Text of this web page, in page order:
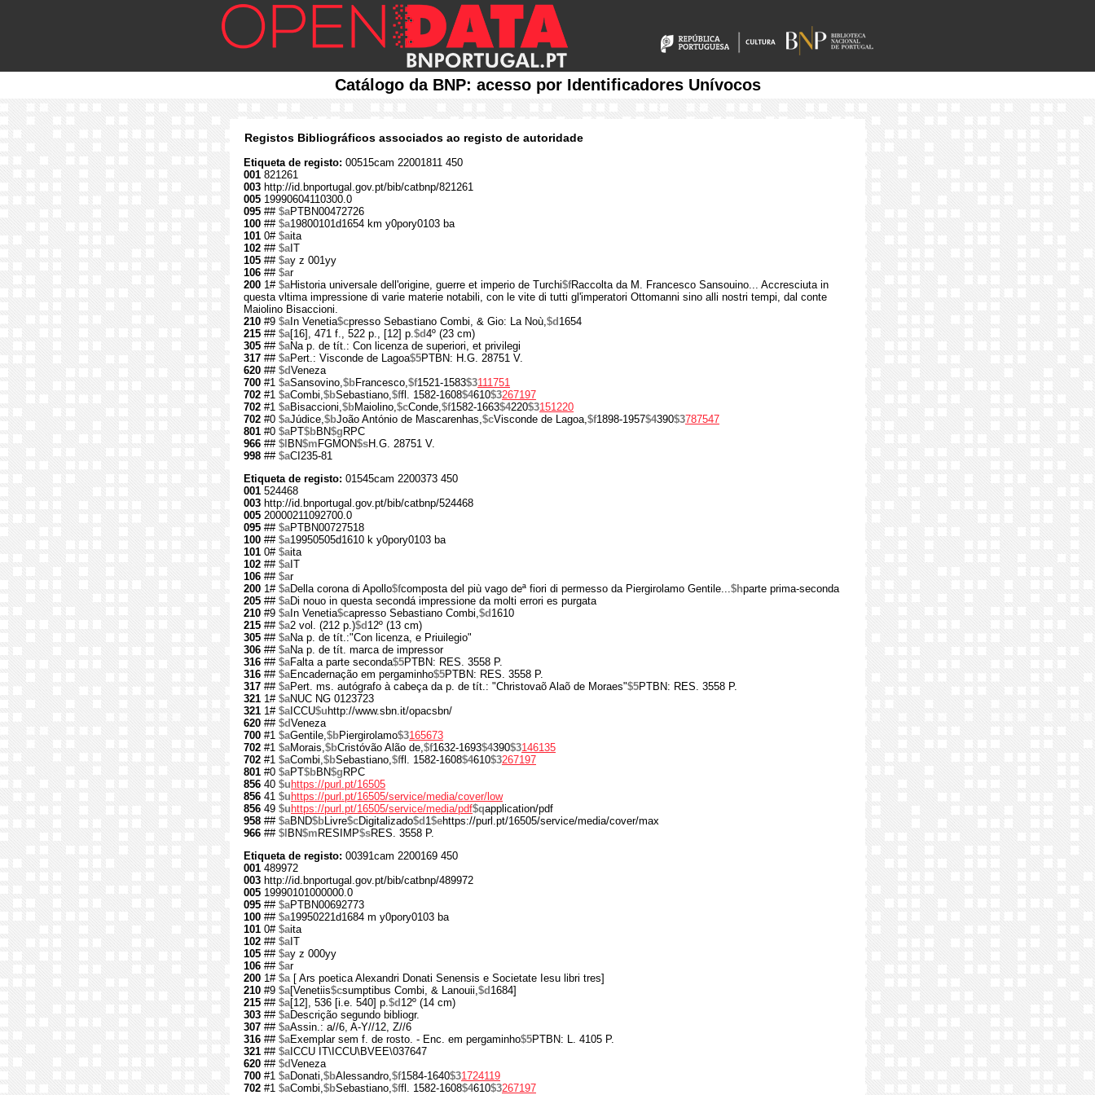
Catálogo da BNP: acesso por Identificadores Unívocos
Registos Bibliográficos associados ao registo de autoridade
Etiqueta de registo: 00515cam 22001811 450
001 821261
003 http://id.bnportugal.gov.pt/bib/catbnp/821261
005 19990604110300.0
095 ## $aPTBN00472726
100 ## $a19800101d1654 km y0pory0103 ba
101 0# $aita
102 ## $aIT
105 ## $ay z 001yy
106 ## $ar
200 1# $aHistoria universale dell'origine, guerre et imperio de Turchi$fRaccolta da M. Francesco Sansouino... Accresciuta in
questa vltima impressione di varie materie notabili, con le vite di tutti gl'imperatori Ottomanni sino alli nostri tempi, dal conte
Maiolino Bisaccioni.
210 #9 $aIn Venetia$cpresso Sebastiano Combi, & Gio: La Noù,$d 1654
215 ## $a[16], 471 f., 522 p., [12] p.$d4º (23 cm)
305 ## $aNa p. de tít.: Con licenza de superiori, et privilegi
317 ## $aPert.: Visconde de Lagoa$5PTBN: H.G. 28751 V.
620 ## $dVeneza
700 #1 $aSansovino,$bFrancesco,$f1521-1583$3111751
702 #1 $aCombi,$bSebastiano,$ffl. 1582-1608$4610$3267197
702 #1 $aBisaccioni,$bMaiolino,$cConde,$f1582-1663$4220$3151220
702 #0 $aJúdice,$bJoão António de Mascarenhas,$cVisconde de Lagoa,$f1898-1957$4390$3787547
801 #0 $aPT$bBN$g RPC
966 ## $l BN$m FGMON$sH.G. 28751 V.
998 ## $aCI235-81
Etiqueta de registo: 01545cam 2200373 450
001 524468
003 http://id.bnportugal.gov.pt/bib/catbnp/524468
005 20000211092700.0
095 ## $aPTBN00727518
100 ## $a19950505d1610 k y0pory0103 ba
101 0# $aita
102 ## $aIT
106 ## $ar
200 1# $aDella corona di Apollo$fcomposta del più vago deª fiori di permesso da Piergirolamo Gentile...$hparte prima-seconda
205 ## $aDi nouo in questa secondá impressione da molti errori es purgata
210 #9 $aIn Venetia$capresso Sebastiano Combi,$d 1610
215 ## $a2 vol. (212 p.)$d 12º (13 cm)
305 ## $aNa p. de tít.:"Con licenza, e Priuilegio"
306 ## $aNa p. de tít. marca de impressor
316 ## $aFalta a parte seconda$5PTBN: RES. 3558 P.
316 ## $aEncadernação em pergaminho$5PTBN: RES. 3558 P.
317 ## $aPert. ms. autógrafo à cabeça da p. de tít.: "Christovaõ Alaõ de Moraes"$5PTBN: RES. 3558 P.
321 1# $aNUC NG 0123723
321 1# $aICCU$u http://www.sbn.it/opacsbn/
620 ## $dVeneza
700 #1 $aGentile,$bPiergirolamo$3165673
702 #1 $aMorais,$bCristóvão Alão de,$f1632-1693$4390$3146135
702 #1 $aCombi,$bSebastiano,$ffl. 1582-1608$4610$3267197
801 #0 $aPT$bBN$g RPC
856 40 $u https://purl.pt/16505
856 41 $u https://purl.pt/16505/service/media/cover/low
856 49 $u https://purl.pt/16505/service/media/pdf$qapplication/pdf
958 ## $aBND$bLivre$cDigitalizado$d 1$ehttps://purl.pt/16505/service/media/cover/max
966 ## $l BN$m RESIMP$sRES. 3558 P.
Etiqueta de registo: 00391cam 2200169 450
001 489972
003 http://id.bnportugal.gov.pt/bib/catbnp/489972
005 19990101000000.0
095 ## $aPTBN00692773
100 ## $a19950221d1684 m y0pory0103 ba
101 0# $aita
102 ## $aIT
105 ## $ay z 000yy
106 ## $ar
200 1# $a[ Ars poetica Alexandri Donati Senensis e Societate Iesu libri tres]
210 #9 $a[Venetiis$csumptibus Combi, & Lanouii,$d 1684]
215 ## $a[12], 536 [i.e. 540] p.$d 12º (14 cm)
303 ## $aDescrição segundo bibliogr.
307 ## $aAssin.: a//6, A-Y//12, Z//6
316 ## $aExemplar sem f. de rosto. - Enc. em pergaminho$5PTBN: L. 4105 P.
321 ## $aICCU IT\ICCU\BVEE\037647
620 ## $dVeneza
700 #1 $aDonati,$bAlessandro,$f1584-1640$31724119
702 #1 $aCombi,$bSebastiano,$ffl. 1582-1608$4610$3267197